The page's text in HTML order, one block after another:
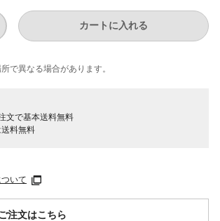
カートに入れる
で​異なる​場合が​あります。
文で基本送料無料
料無料
いて
注文はこちら